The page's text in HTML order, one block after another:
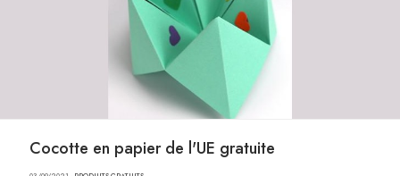
Cocotte en papier de l'UE gratuite